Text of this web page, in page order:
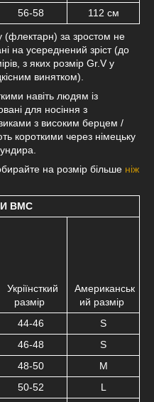
56-58 112 см
за зростом не
на усереднений зріст (до
з яких розмір Gr.V у
винятком).
навіть людям із
для носіння з
з високим берцем /
короткими через німецьку
на розмір більше ніж
ВМС
Укріїнсткий
размір
Американськ
ий размір
44-46
S
46-48
S
48-50
M
50-52
L